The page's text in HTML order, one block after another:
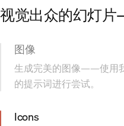
视觉出众的幻灯
图像
生成完美的图像——使用
的提示词进行尝试。
Icons